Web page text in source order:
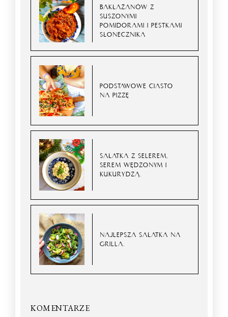
BAKŁAŻANÓW Z
SUSZONYMI
POMIDORAMI I PESTKAMI
SŁONECZNIKA
PODSTAWOWE CIASTO
NA PIZZĘ
SAŁATKA Z SELEREM,
SEREM WĘDZONYM I
KUKURYDZĄ.
NAJLEPSZA SAŁATKA NA
GRILLA.
KOMENTARZE